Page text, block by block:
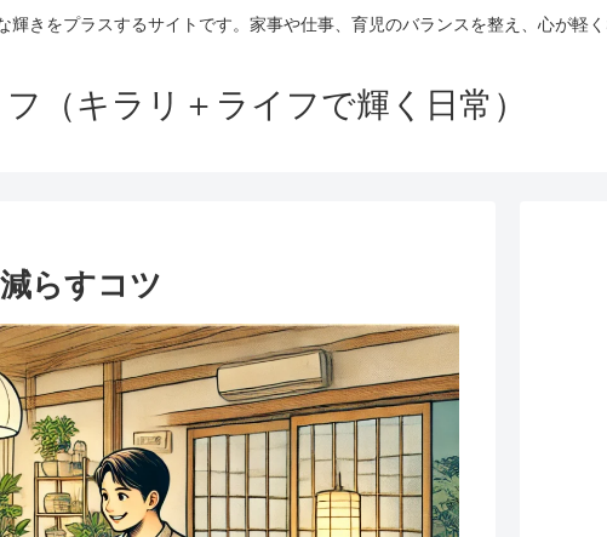
輝きをプラスするサイトです。家事や仕事、育児のバランスを整え、心が軽
（キラリ＋ライフで輝く日常）
らすコツ